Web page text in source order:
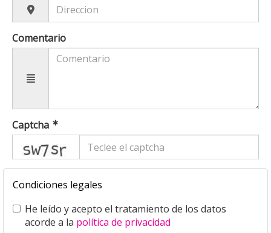
Comentario
Captcha
captcha
Condiciones legales
He leído y acepto el tratamiento de los datos
acorde a la política de privacidad